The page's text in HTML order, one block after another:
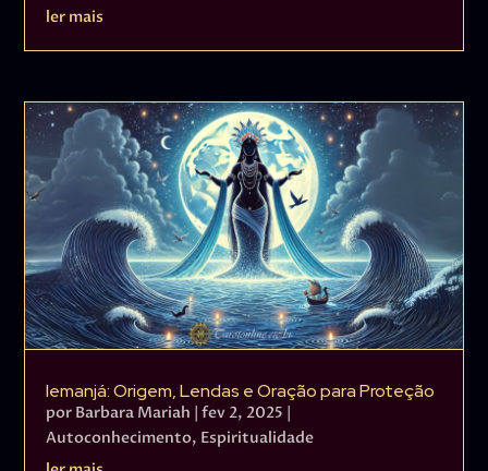
ler mais
Iemanjá: Origem, Lendas e Oração para Proteção
por Barbara Mariah |fev 2, 2025 |
Autoconhecimento, Espiritualidade